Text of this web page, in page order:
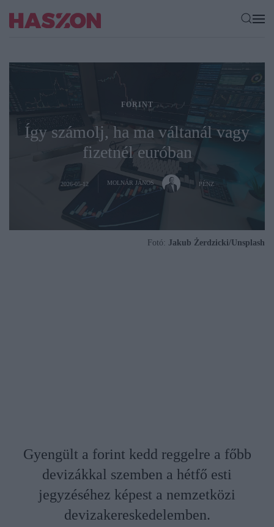
FORINT
Így számolj, ha ma váltanál vagy
fizetnél euróban
2026-05-12 MOLNÁR JÁNOS PÉNZ
Fotó: Jakub Żerdzicki/Unsplash
Gyengült a forint kedd reggelre a főbb
devizákkal szemben a hétfő esti
jegyzéséhez képest a nemzetközi
devizakereskedelemben.